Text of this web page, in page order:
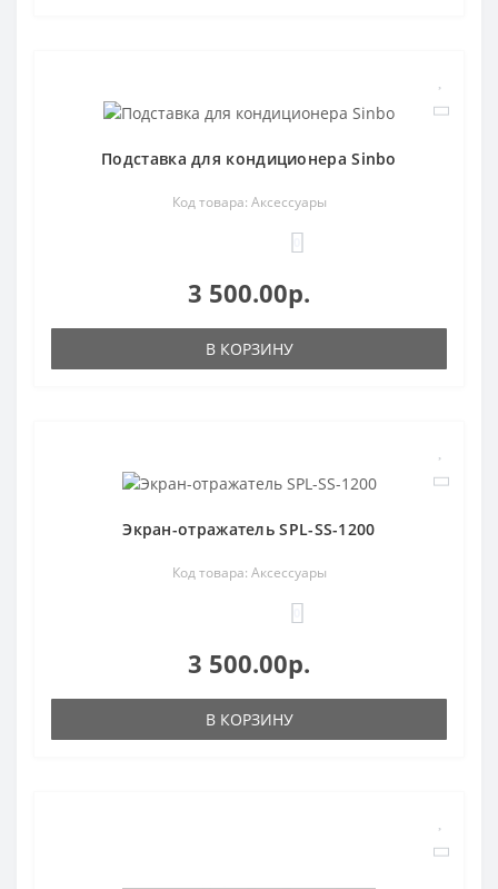
Подставка для кондиционера Sinbo
Код товара: Аксессуары
3 500.00р.
В КОРЗИНУ
Экран-отражатель SPL-SS-1200
Код товара: Аксессуары
3 500.00р.
В КОРЗИНУ